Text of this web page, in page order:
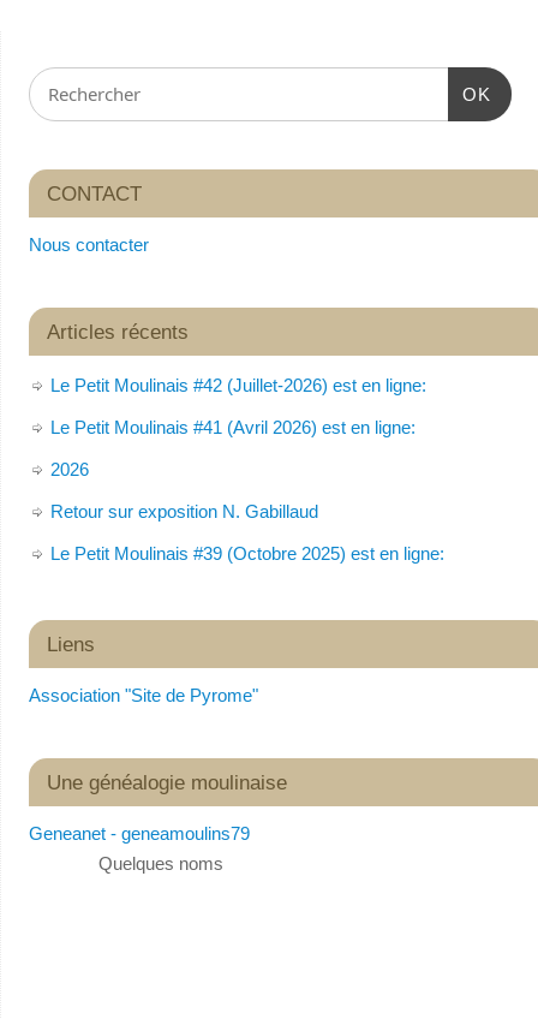
OK
CONTACT
Nous contacter
Articles récents
Le Petit Moulinais #42 (Juillet-2026) est en ligne:
Le Petit Moulinais #41 (Avril 2026) est en ligne:
2026
Retour sur exposition N. Gabillaud
Le Petit Moulinais #39 (Octobre 2025) est en ligne:
Liens
Association "Site de Pyrome"
Une généalogie moulinaise
Geneanet - geneamoulins79
Quelques noms